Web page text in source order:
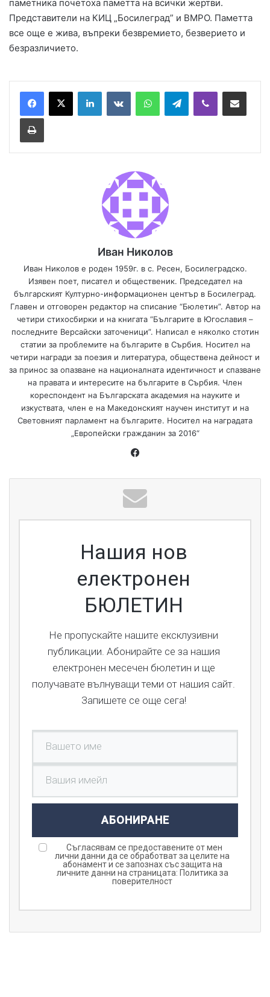
паметника почетоха паметта на всички жертви.
Представители на КИЦ „Босилеград” и ВМРО. Паметта
все още е жива, въпреки безвремието, безверието и
безразличието.
Иван Николов
Иван Николов е роден 1959г. в с. Ресен, Босилеградско.
Изявен поет, писател и общественик. Председател на
българският Културно-информационен център в Босилеград.
Главен и отговорен редактор на списание “Бюлетин”. Автор на
четири стихосбирки и на книгата “Българите в Югославия –
последните Версайски заточеници”. Написал е няколко стотин
статии за проблемите на българите в Сърбия. Носител на
четири награди за поезия и литература, обществена дейност и
за принос за опазване на националната идентичност и спазване
на правата и интересите на българите в Сърбия. Член
кореспондент на Българската академия на науките и
изкуствата, член е на Македонският научен институт и на
Световният парламент на българите. Носител на наградата
„Европейски гражданин за 2016“
Нашия нов
електронен
БЮЛЕТИН
Не пропускайте нашите ексклузивни
публикации. Абонирайте се за нашия
електронен месечен бюлетин и ще
получавате вълнуващи теми от нашия сайт.
Запишете се още сега!
АБОНИРАНЕ
Съгласявам се предоставените от мен
лични данни да се обработват за целите на
абонамент и се запознах със защита на
личните данни на страницата: Политика за
поверителност